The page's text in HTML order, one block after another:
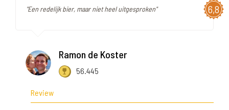
6,8
"Een redelijk bier, maar niet heel uitgesproken"
Ramon de Koster
56.445
Review